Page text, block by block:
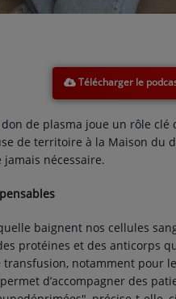
Télécharger le
de plasma joue un rôle clé
de territoire à la Maison du
nécessaire.
baignent nos cellules
protéines et des anticorps
notamment pour
d’accompagner des